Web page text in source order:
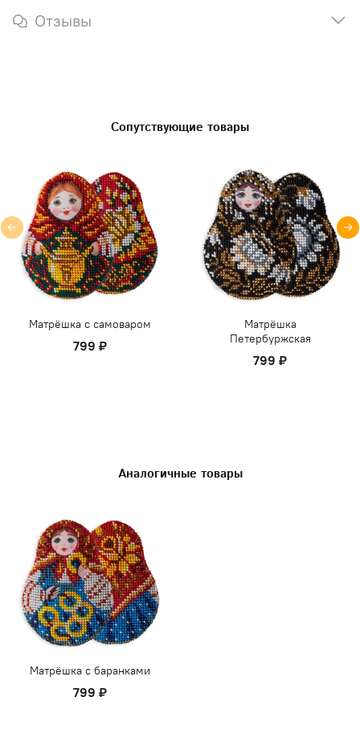
Отзывы
Сопутствующие товары
Матрёшка с самоваром
799 ₽
Матрёшка
Петербуржская
799 ₽
Аналогичные товары
Матрёшка с баранками
799 ₽